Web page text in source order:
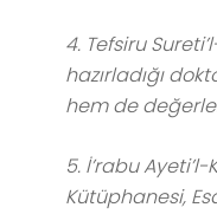
4. Tefsiru
hazırladığı
hem de
5. İ’rabu
Kütüphanesi,